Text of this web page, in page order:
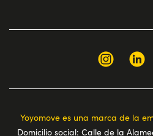
Yoyomove es una marca de la
Domicilio social: Calle de la